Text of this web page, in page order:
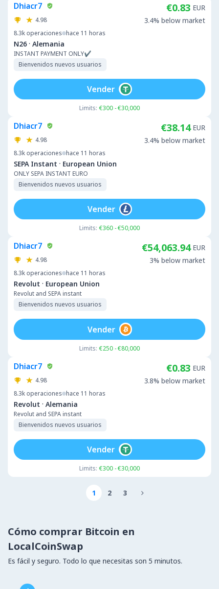
Dhiacr7
4.98
8.3k operaciones hace 11 horas
N26 · Alemania
INSTANT PAYMENT ONLY✔️
Bienvenidos nuevos usuarios
€0.83 EUR
3.4% below market
Limits: €300 - €30,000
Vender
Dhiacr7
4.98
8.3k operaciones hace 11 horas
SEPA Instant · European Union
ONLY SEPA INSTANT EURO
Bienvenidos nuevos usuarios
€38.14 EUR
3.4% below market
Limits: €360 - €50,000
Vender
Dhiacr7
4.98
8.3k operaciones hace 11 horas
Revolut · European Union
Revolut and SEPA instant
Bienvenidos nuevos usuarios
€54,063.94 EUR
3% below market
Limits: €250 - €80,000
Vender
Dhiacr7
4.98
8.3k operaciones hace 11 horas
Revolut · Alemania
Revolut and SEPA instant
Bienvenidos nuevos usuarios
€0.83 EUR
3.8% below market
Limits: €300 - €30,000
Vender
1 2 3 
Cómo comprar Bitcoin en
LocalCoinSwap
Es fácil y seguro. Todo lo que necesitas son 5 minutos.